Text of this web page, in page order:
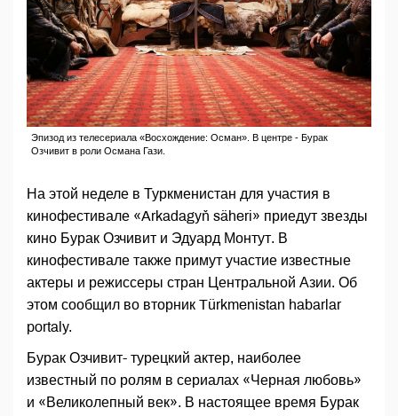
Эпизод из телесериала «Восхождение: Осман». В центре - Бурак
Озчивит в роли Османа Гази.
На этой неделе в Туркменистан для участия в
кинофестивале «Arkadagyň säheri» приедут звезды
кино Бурак Озчивит и Эдуард Монтут. В
кинофестивале также примут участие известные
актеры и режиссеры стран Центральной Азии. Об
этом сообщил во вторник Türkmenistan habarlar
portaly.
Бурак Озчивит- турецкий актер, наиболее
известный по ролям в сериалах «Черная любовь»
и «Великолепный век». В настоящее время Бурак